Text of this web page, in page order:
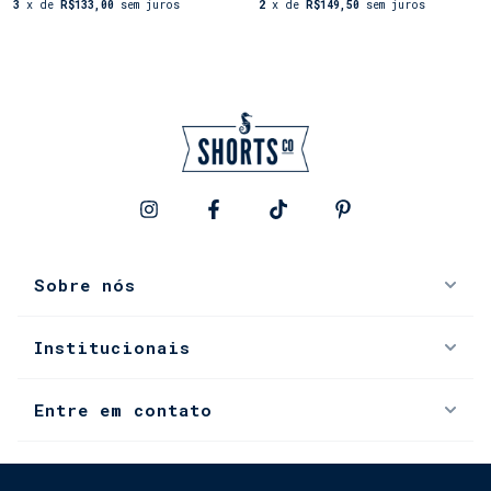
3 x de R$133,00 sem juros 2 x de R$149,50 sem juros
Sobre nós
Institucionais
Entre em contato